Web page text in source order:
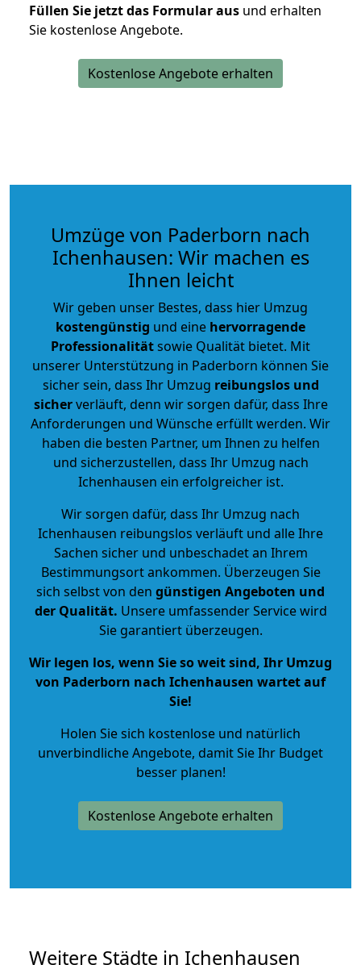
Füllen Sie jetzt das Formular aus und erhalten
Sie kostenlose Angebote.
Kostenlose Angebote erhalten
Umzüge von Paderborn nach
Ichenhausen: Wir machen es
Ihnen leicht
Wir geben unser Bestes, dass hier Umzug
kostengünstig und eine hervorragende
Professionalitätsowie Qualität bietet. Mit
unserer Unterstützung in Paderborn können Sie
sicher sein, dass Ihr Umzug reibungslos und
sicherverläuft, denn wir sorgen dafür, dass Ihre
Anforderungen und Wünsche erfüllt werden. Wir
haben die besten Partner, um Ihnen zu helfen
und sicherzustellen, dass Ihr Umzug nach
Ichenhausen ein erfolgreicher ist.
Wir sorgen dafür, dass Ihr Umzug nach
Ichenhausen reibungslos verläuft und alle Ihre
Sachen sicher und unbeschadet an Ihrem
Bestimmungsort ankommen. Überzeugen Sie
sich selbst von den günstigen Angeboten und
der Qualität. Unsere umfassender Service wird
Sie garantiert überzeugen.
Wir legen los, wenn Sie so weit sind, Ihr Umzug
von Paderborn nach Ichenhausen wartet auf
Sie!
Holen Sie sich kostenlose und natürlich
unverbindliche Angebote, damit Sie Ihr Budget
besser planen!
Kostenlose Angebote erhalten
Weitere Städte in Ichenhausen